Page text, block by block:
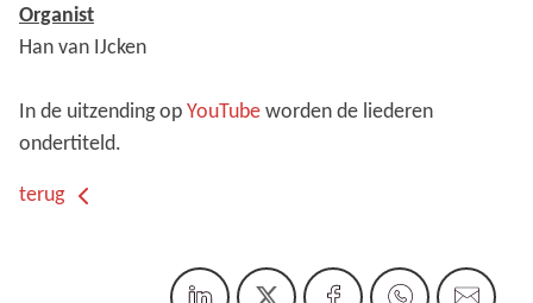
Organist
Han van IJcken
In de uitzending op YouTube worden de liederen
ondertiteld.
terug